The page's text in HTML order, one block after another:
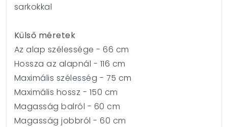
sarkokkal
Külső méretek
Az alap szélessége - 66 cm
Hossza az alapnál - 116 cm
Maximális szélesség - 75 cm
Maximális hossz - 150 cm
Magasság balról - 60 cm
Magasság jobbról - 60 cm